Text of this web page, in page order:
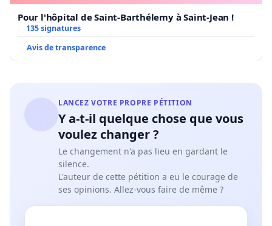
Pour l'hôpital de Saint-Barthélemy à Saint-Jean !
135 signatures
Avis de transparence
LANCEZ VOTRE PROPRE PÉTITION
Y a-t-il quelque chose que vous
voulez changer ?
Le changement n'a pas lieu en gardant le
silence.
L'auteur de cette pétition a eu le courage de
ses opinions. Allez-vous faire de même ?